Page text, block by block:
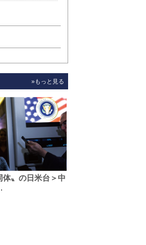
»もっと見る
体〟の日米台＞中